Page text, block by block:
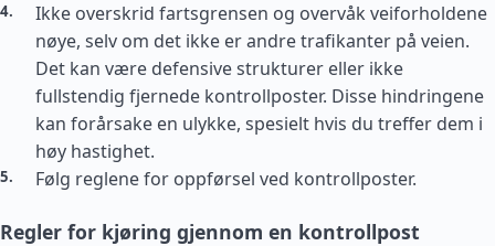
Ikke overskrid fartsgrensen og overvåk veiforholdene
nøye, selv om det ikke er andre trafikanter på veien.
Det kan være defensive strukturer eller ikke
fullstendig fjernede kontrollposter. Disse hindringene
kan forårsake en ulykke, spesielt hvis du treffer dem i
høy hastighet.
Følg reglene for oppførsel ved kontrollposter.
Regler for kjøring gjennom en kontrollpost